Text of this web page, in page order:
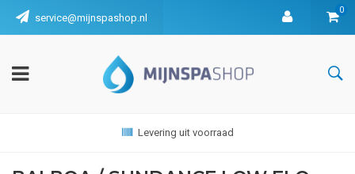
service@mijnspashop.nl
0
Levering uit voorraad